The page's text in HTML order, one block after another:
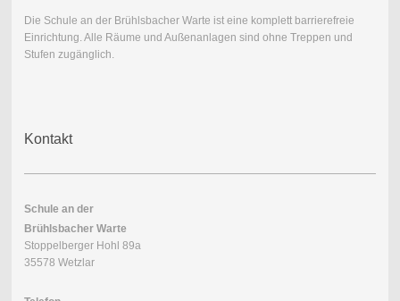
Die Schule an der Brühlsbacher Warte ist eine komplett barrierefreie
Einrichtung. Alle Räume und Außenanlagen sind ohne Treppen und
Stufen zugänglich.
Kontakt
Schule an der
Brühlsbacher Warte
Stoppelberger Hohl 89a
35578 Wetzlar